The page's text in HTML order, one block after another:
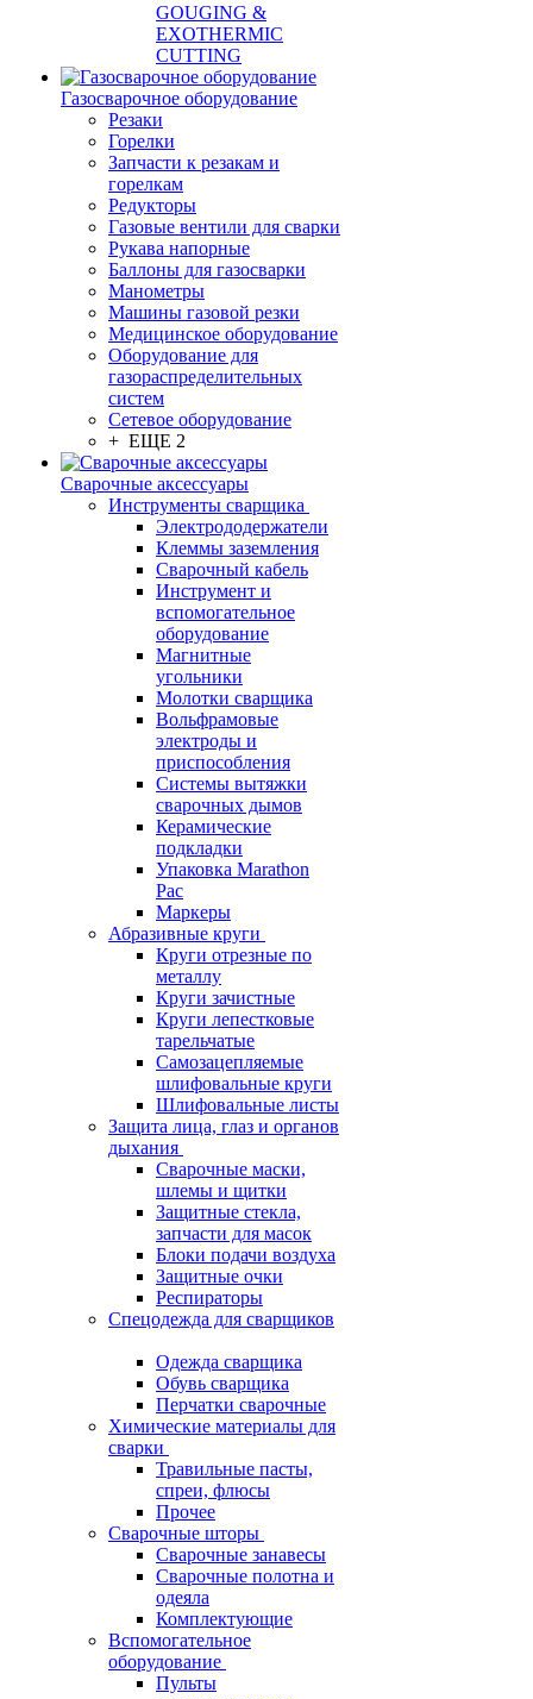
GOUGING &
EXOTHERMIC
CUTTING
Газосварочное оборудование
Резаки
Горелки
Запчасти к резакам и
горелкам
Редукторы
Газовые вентили для сварки
Рукава напорные
Баллоны для газосварки
Манометры
Машины газовой резки
Медицинское оборудование
Оборудование для
газораспределительных
систем
Сетевое оборудование
+ ЕЩЕ 2
Сварочные аксессуары
Инструменты сварщика
Электрододержатели
Клеммы заземления
Сварочный кабель
Инструмент и
вспомогательное
оборудование
Магнитные
угольники
Молотки сварщика
Вольфрамовые
электроды и
приспособления
Системы вытяжки
сварочных дымов
Керамические
подкладки
Упаковка Marathon
Pac
Маркеры
Абразивные круги
Круги отрезные по
металлу
Круги зачистные
Круги лепестковые
тарельчатые
Самозацепляемые
шлифовальные круги
Шлифовальные листы
Защита лица, глаз и органов
дыхания
Сварочные маски,
шлемы и щитки
Защитные стекла,
запчасти для масок
Блоки подачи воздуха
Защитные очки
Респираторы
Спецодежда для сварщиков
Одежда сварщика
Обувь сварщика
Перчатки сварочные
Химические материалы для
сварки
Травильные пасты,
спреи, флюсы
Прочее
Сварочные шторы
Сварочные занавесы
Сварочные полотна и
одеяла
Комплектующие
Вспомогательное
оборудование
Пульты